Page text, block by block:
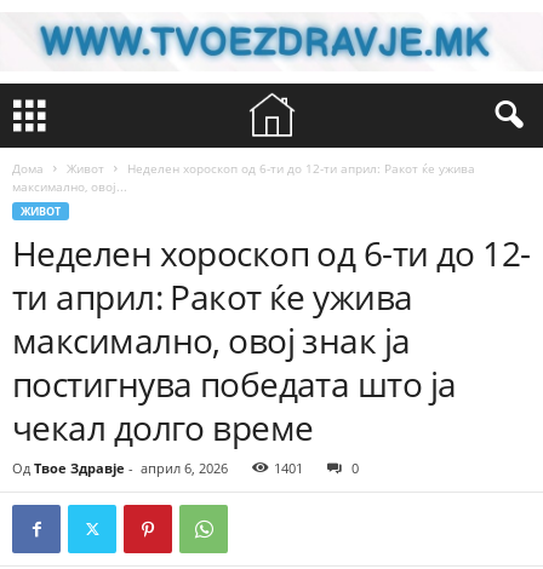
Дома Живот
Неделен хороскоп од 6-ти до 12-ти април: Ракот ќе ужива
максимално, овој...
ЖИВОТ
Неделен хороскоп од 6-ти до 12-
ти април: Ракот ќе ужива
максимално, овој знак ја
постигнува победата што ја
чекал долго време
Од Твое Здравје - април 6, 2026 1401 0